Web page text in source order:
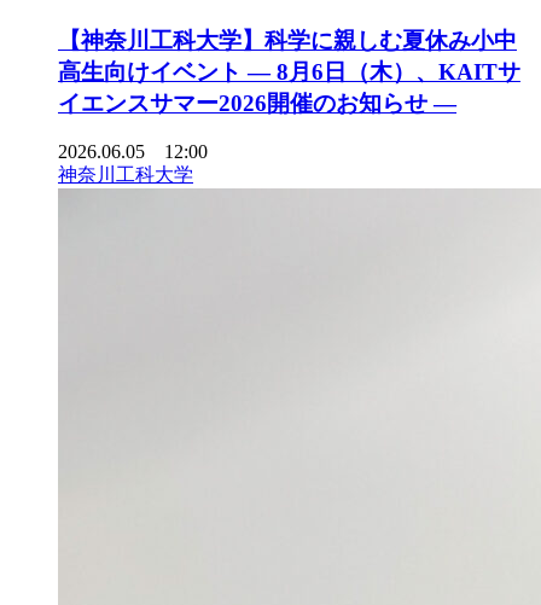
【神奈川工科大学】科学に親しむ夏休み小中
高生向けイベント ― 8月6日（木）、KAITサ
イエンスサマー2026開催のお知らせ ―
2026.06.05 12:00
神奈川工科大学